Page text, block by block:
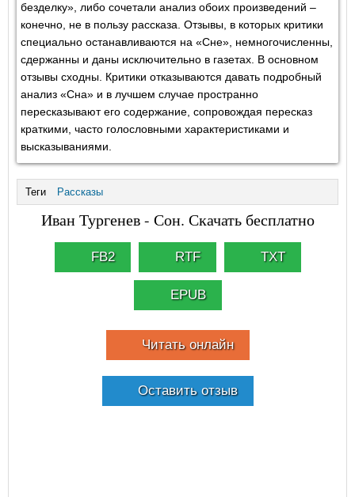
безделку», либо сочетали анализ обоих произведений –
конечно, не в пользу рассказа. Отзывы, в которых критики
специально останавливаются на «Сне», немногочисленны,
сдержанны и даны исключительно в газетах. В основном
отзывы сходны. Критики отказываются давать подробный
анализ «Сна» и в лучшем случае пространно
пересказывают его содержание, сопровождая пересказ
краткими, часто голословными характеристиками и
высказываниями.
Теги Рассказы
Иван Тургенев - Сон. Скачать бесплатно
FB2 RTF TXT
EPUB
Читать онлайн
Оставить отзыв